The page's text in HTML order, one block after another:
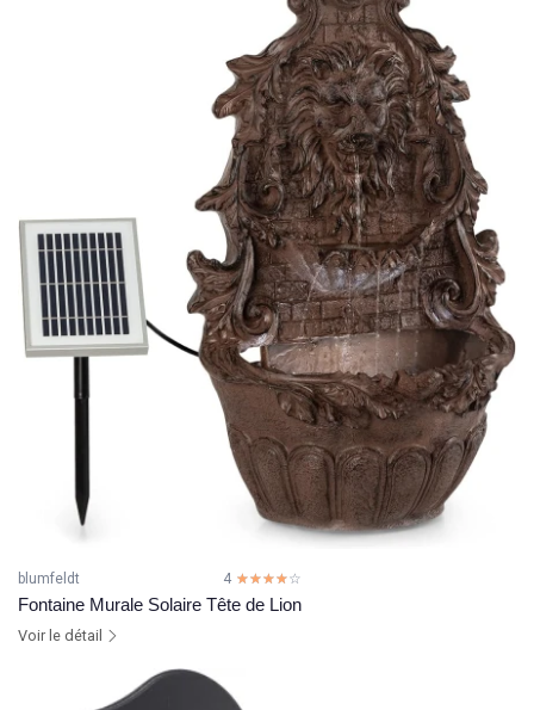
blumfeldt 4 ☆☆☆☆☆
★★★★★
Fontaine Murale Solaire Tête de Lion
Voir le détail